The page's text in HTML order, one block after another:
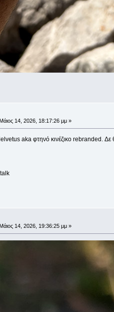
14, 2026, 18:17:26 μμ »
aka φτηνό κινέζικο rebranded.
Μάιος 14, 2026, 19:36:25 μμ »